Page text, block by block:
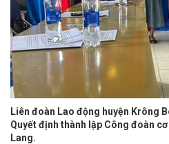
Liên đoàn Lao động huyện Krông
Quyết định thành lập Công đoàn
Lang.